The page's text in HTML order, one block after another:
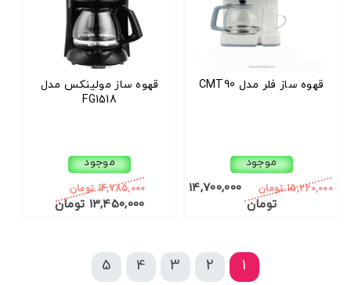
قهوه ساز فلر مدل CMT90
موجود
15,220,000 تومان
14,700,000
تومان
قهوه ساز مولینکس مدل
FG1518
موجود
14,785,000 تومان
13,450,000 تومان